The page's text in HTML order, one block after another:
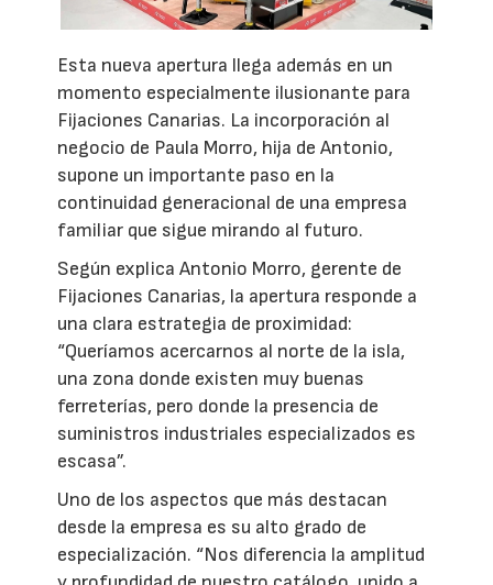
Esta nueva apertura llega además en un
momento especialmente ilusionante para
Fijaciones Canarias. La incorporación al
negocio de Paula Morro, hija de Antonio,
supone un importante paso en la
continuidad generacional de una empresa
familiar que sigue mirando al futuro.
Según explica Antonio Morro, gerente de
Fijaciones Canarias, la apertura responde a
una clara estrategia de proximidad:
“Queríamos acercarnos al norte de la isla,
una zona donde existen muy buenas
ferreterías, pero donde la presencia de
suministros industriales especializados es
escasa”.
Uno de los aspectos que más destacan
desde la empresa es su alto grado de
especialización. “Nos diferencia la amplitud